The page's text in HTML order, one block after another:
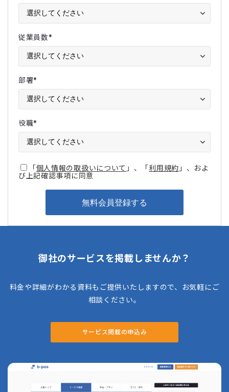
従業員数*
部署*
役職*
「個人情報の取扱いについて 」、「利用規約 」、およ
び上記確認事項に同意
御社のサービスを掲載しませんか？
料金や詳細がわかる資料もご提供いたしますので、お気軽にご
相談ください。
サービス掲載の申込み